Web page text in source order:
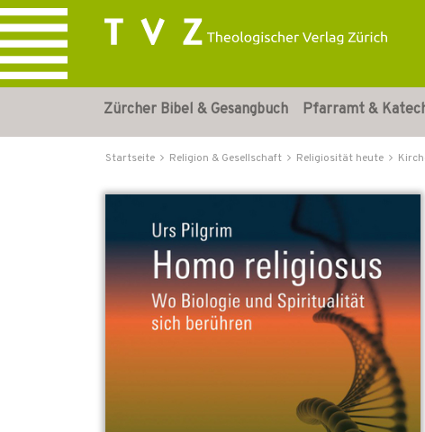
Zürcher Bibel & Gesangbuch Pfarramt &
Startseite Religion & Gesellschaft Religiosität heute